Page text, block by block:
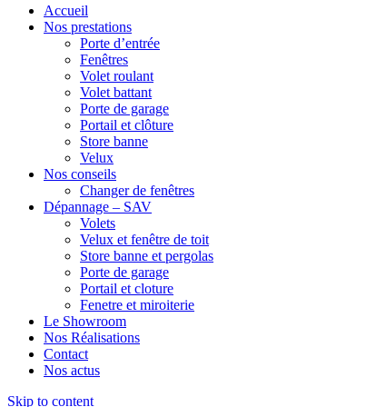
Accueil
Nos prestations
Porte d’entrée
Fenêtres
Volet roulant
Volet battant
Porte de garage
Portail et clôture
Store banne
Velux
Nos conseils
Changer de fenêtres
Dépannage – SAV
Volets
Velux et fenêtre de toit
Store banne et pergolas
Porte de garage
Portail et cloture
Fenetre et miroiterie
Le Showroom
Nos Réalisations
Contact
Nos actus
Skip to content